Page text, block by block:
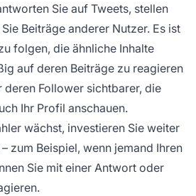
Sie auf Tweets, stellen
Beiträge anderer Nutzer. Es ist
folgen, die ähnliche Inhalte
auf deren Beiträge zu reagieren
Follower sichtbarer, die
Ihr Profil anschauen.
wächst, investieren Sie weiter
zum Beispiel, wenn jemand Ihren
Sie mit einer Antwort oder